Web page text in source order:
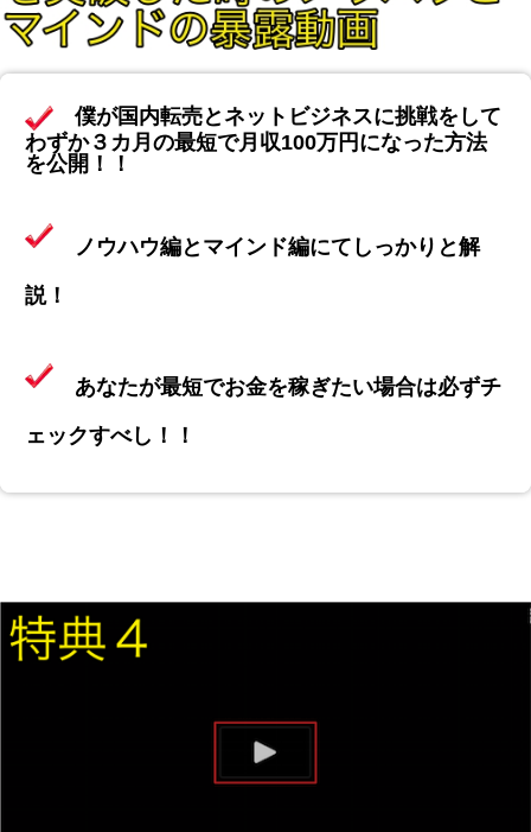
僕が国内転売とネットビジネスに挑戦をして
わずか３カ月の最短で月収100万円になった方法
を公開！！
ノウハウ編とマインド編にてしっかりと解
説！
あなたが最短でお金を稼ぎたい場合は必ずチ
ェックすべし！！